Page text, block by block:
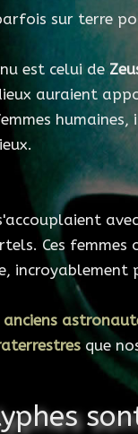
sur terre
est celui de
auraient
Ces femmes
anciens
que